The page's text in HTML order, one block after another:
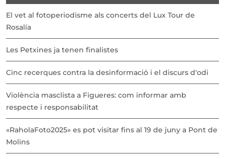
El vet al fotoperiodisme als concerts del Lux Tour de
Rosalía
Les Petxines ja tenen finalistes
Cinc recerques contra la desinformació i el discurs d'odi
Violència masclista a Figueres: com informar amb
respecte i responsabilitat
«RaholaFoto2025» es pot visitar fins al 19 de juny a Pont de
Molins